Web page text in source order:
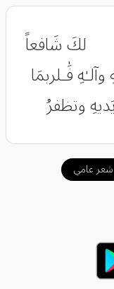
لكَ شَافعاً
فَٰـلربمَا
وتظفرُ
شعر عامي